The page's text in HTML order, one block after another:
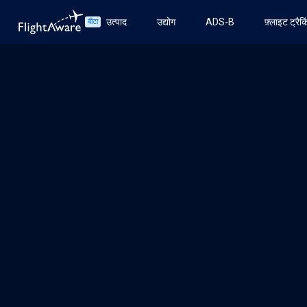
बीटा उत्पाद उद्योग ADS-B फ़्लाइट